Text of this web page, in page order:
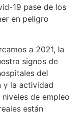
19 pase de los
en peligro
a 2021, la
signos de
del
y la actividad
de empleo
están